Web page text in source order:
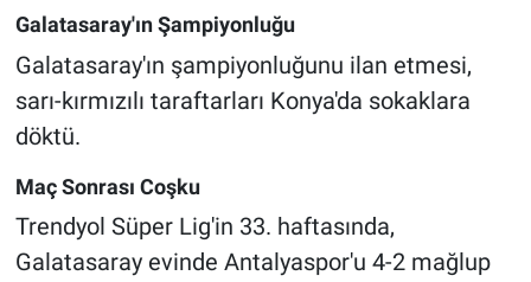
Galatasaray'ın Şampiyonluğu
Galatasaray'ın şampiyonluğunu ilan etmesi,
sarı-kırmızılı taraftarları Konya'da sokaklara
döktü.
Maç Sonrası Coşku
Trendyol Süper Lig'in 33. haftasında,
Galatasaray evinde Antalyaspor'u 4-2 mağlup